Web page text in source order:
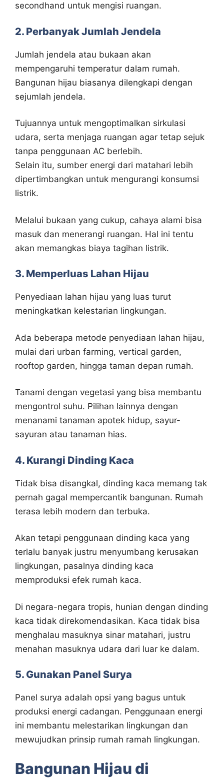
secondhand untuk mengisi ruangan.
2. Perbanyak Jumlah Jendela
Jumlah jendela atau bukaan akan
mempengaruhi temperatur dalam rumah.
Bangunan hijau biasanya dilengkapi dengan
sejumlah jendela.
Tujuannya untuk mengoptimalkan sirkulasi
udara, serta menjaga ruangan agar tetap sejuk
tanpa penggunaan AC berlebih.
Selain itu, sumber energi dari matahari lebih
dipertimbangkan untuk mengurangi konsumsi
listrik.
Melalui bukaan yang cukup, cahaya alami bisa
masuk dan menerangi ruangan. Hal ini tentu
akan memangkas biaya tagihan listrik.
3. Memperluas Lahan Hijau
Penyediaan lahan hijau yang luas turut
meningkatkan kelestarian lingkungan.
Ada beberapa metode penyediaan lahan hijau,
mulai dari urban farming, vertical garden,
rooftop garden, hingga taman depan rumah.
Tanami dengan vegetasi yang bisa membantu
mengontrol suhu. Pilihan lainnya dengan
menanami tanaman apotek hidup, sayur-
sayuran atau tanaman hias.
4. Kurangi Dinding Kaca
Tidak bisa disangkal, dinding kaca memang tak
pernah gagal mempercantik bangunan. Rumah
terasa lebih modern dan terbuka.
Akan tetapi penggunaan dinding kaca yang
terlalu banyak justru menyumbang kerusakan
lingkungan, pasalnya dinding kaca
memproduksi efek rumah kaca.
Di negara-negara tropis, hunian dengan dinding
kaca tidak direkomendasikan. Kaca tidak bisa
menghalau masuknya sinar matahari, justru
menahan masuknya udara dari luar ke dalam.
5. Gunakan Panel Surya
Panel surya adalah opsi yang bagus untuk
produksi energi cadangan. Penggunaan energi
ini membantu melestarikan lingkungan dan
mewujudkan prinsip rumah ramah lingkungan.
Bangunan Hijau di